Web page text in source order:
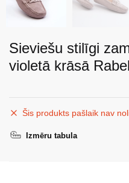
Sieviešu stilīgi
violetā krāsā
Šis produkts pašlaik nav
Izmēru tabula